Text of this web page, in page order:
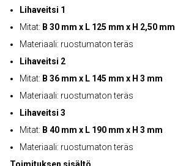
Lihaveitsi 1
Mitat: B 30 mm x L 125 mm x H 2,50 mm
Materiaali: ruostumaton teräs
Lihaveitsi 2
Mitat: B 36 mm x L 145 mm x H 3 mm
Materiaali: ruostumaton teräs
Lihaveitsi 3
Mitat: B 40 mm x L 190 mm x H 3 mm
Materiaali: ruostumaton teräs